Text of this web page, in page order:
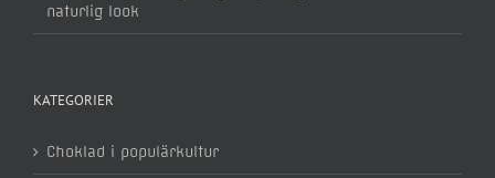
naturlig look
KATEGORIER
Choklad i populärkultur